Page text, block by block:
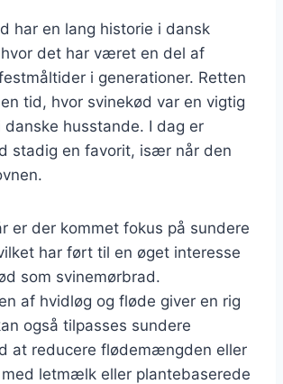
har en lang historie i dansk
det har været en del af
i generationer. Retten
tid, hvor svinekød var en vigtig
danske husstande. I dag er
stadig en favorit, især når den
er der kommet fokus på sundere
har ført til en øget interesse
som svinemørbrad.
af hvidløg og fløde giver en rig
også tilpasses sundere
at reducere flødemængden eller
letmælk eller plantebaserede